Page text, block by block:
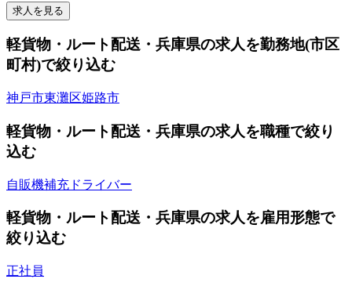
求人を見る
軽貨物・ルート配送・兵庫県の求人を勤務地(市区
町村)で絞り込む
神戸市東灘区姫路市
軽貨物・ルート配送・兵庫県の求人を職種で絞り
込む
自販機補充ドライバー
軽貨物・ルート配送・兵庫県の求人を雇用形態で
絞り込む
正社員